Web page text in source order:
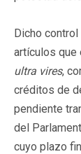
Dicho
artículos que
ultra vires,
créditos de
pendiente
del
cuyo plazo